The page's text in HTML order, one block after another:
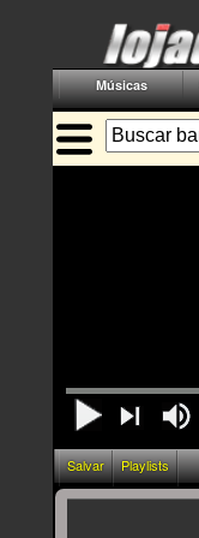
Músicas
Salvar Playlists